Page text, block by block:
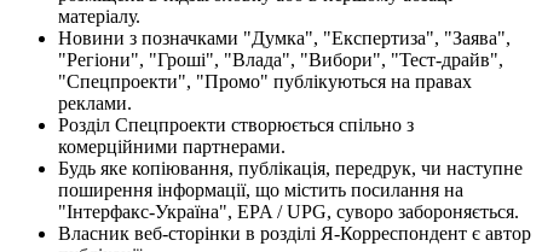
матеріалу.
Новини з позначками "Думка", "Експертиза", "Заява",
"Регіони", "Гроші", "Влада", "Вибори", "Тест-драйв",
"Спецпроекти", "Промо" публікуються на правах
реклами.
Розділ Спецпроекти створюється спільно з
комерційними партнерами.
Будь яке копіювання, публікація, передрук, чи наступне
поширення інформації, що містить посилання на
"Інтерфакс-Україна", EPA / UPG, суворо забороняється.
Власник веб-сторінки в розділі Я-Корреспондент є автор